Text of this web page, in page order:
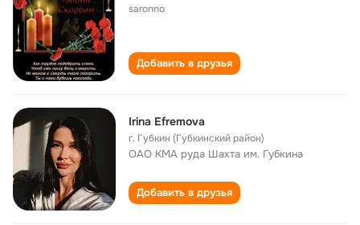
saronno
Добавить в друзья
Irina Efremova
г. Губкин (Губкинский район)
ОАО КМА руда Шахта им. Губкина
Добавить в друзья